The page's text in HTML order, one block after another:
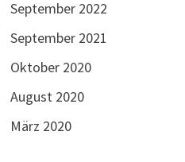
September 2022
September 2021
Oktober 2020
August 2020
März 2020